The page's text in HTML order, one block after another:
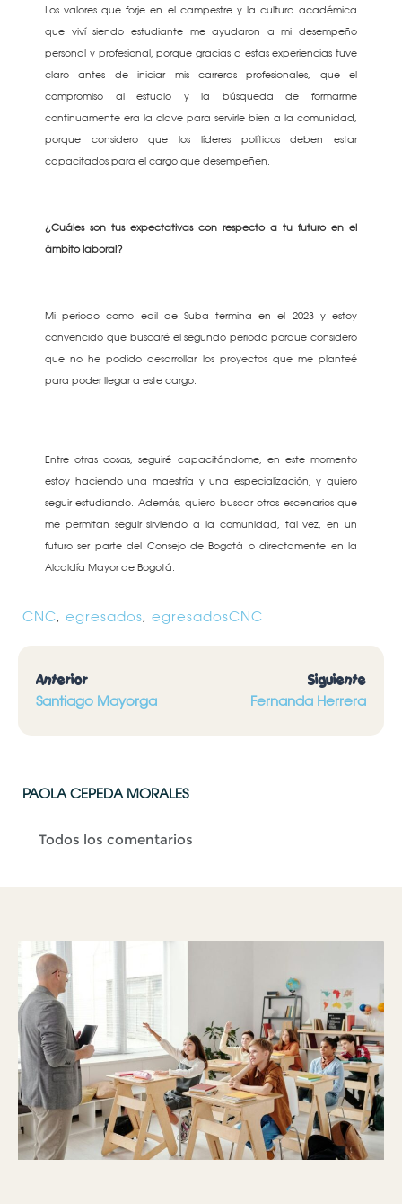
Los valores que forje en el campestre y la cultura académica
que viví siendo estudiante me ayudaron a mi desempeño
personal y profesional, porque gracias a estas experiencias tuve
claro antes de iniciar mis carreras profesionales, que el
compromiso al estudio y la búsqueda de formarme
continuamente era la clave para servirle bien a la comunidad,
porque considero que los líderes políticos deben estar
capacitados para el cargo que desempeñen.
¿Cuáles son tus expectativas con respecto a tu futuro en el
ámbito laboral?
Mi periodo como edil de Suba termina en el 2023 y estoy
convencido que buscaré el segundo periodo porque considero
que no he podido desarrollar los proyectos que me planteé
para poder llegar a este cargo.
Entre otras cosas, seguiré capacitándome, en este momento
estoy haciendo una maestría y una especialización; y quiero
seguir estudiando. Además, quiero buscar otros escenarios que
me permitan seguir sirviendo a la comunidad, tal vez, en un
futuro ser parte del Consejo de Bogotá o directamente en la
Alcaldía Mayor de Bogotá.
CNC, egresados, egresadosCNC
Anterior
Santiago Mayorga
Siguiente
Fernanda Herrera
PAOLA CEPEDA MORALES
Todos los comentarios